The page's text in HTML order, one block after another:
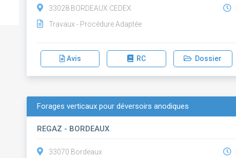
33028 BORDEAUX CEDEX
Travaux - Procédure Adaptée
Avis RC Dossier
Forages verticaux pour déversoirs anodiques
REGAZ - BORDEAUX
33070 Bordeaux